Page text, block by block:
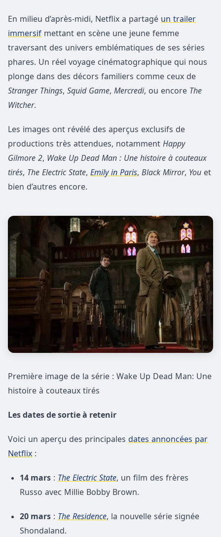
En milieu d’après-midi, Netflix a partagé un trailer
immersif mettant en scène une jeune femme
traversant des univers emblématiques de ses séries
phares. Un réel voyage cinématographique qui nous
plonge dans des décors familiers comme ceux de
Stranger Things, Squid Game, Mercredi, ou encore The
Witcher.
Les images ont révélé des aperçus exclusifs de
productions très attendues, notamment Happy
Gilmore 2, Wake Up Dead Man : Une histoire à couteaux
tirés, The Electric State, Emily in Paris, Black Mirror, You et
bien d’autres encore.
Première image de la série : Wake Up Dead Man: Une
histoire à couteaux tirés
Les dates de sortie à retenir
Voici un aperçu des principales dates annoncées par
Netflix :
14 mars : The Electric State, un film des frères
Russo avec Millie Bobby Brown.
20 mars : The Residence, la nouvelle série signée
Shondaland.